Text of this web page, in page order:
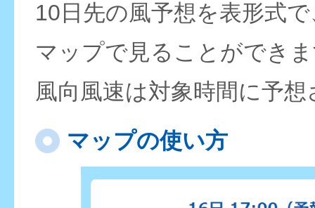
10日先の風予想を表形式
マップで見ることができ
風向風速は対象時間に予
マップの使い方